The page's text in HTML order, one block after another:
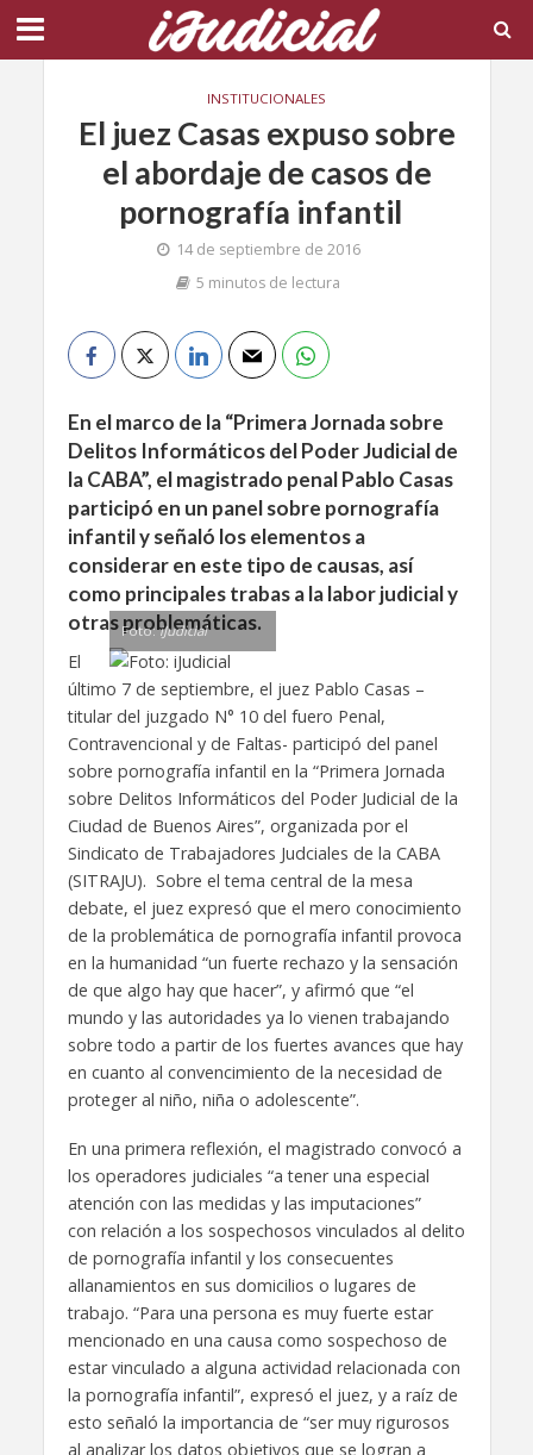
INSTITUCIONALES
El juez Casas expuso sobre
el abordaje de casos de
pornografía infantil
14 de septiembre de 2016
5 minutos de lectura
En el marco de la “Primera Jornada sobre
Delitos Informáticos del Poder Judicial de
la CABA”, el magistrado penal Pablo Casas
participó en un panel sobre pornografía
infantil y señaló los elementos a
considerar en este tipo de causas, así
como principales trabas a la labor judicial y
otras problemáticas.
Foto:iJudicial
El
último 7 de septiembre, el juez Pablo Casas –
titular del juzgado N° 10 del fuero Penal,
Contravencional y de Faltas- participó del panel
sobre pornografía infantil en la “Primera Jornada
sobre Delitos Informáticos del Poder Judicial de la
Ciudad de Buenos Aires”, organizada por el
Sindicato de Trabajadores Judciales de la CABA
(SITRAJU). Sobre el tema central de la mesa
debate, el juez expresó que el mero conocimiento
de la problemática de pornografía infantil provoca
en la humanidad “un fuerte rechazo y la sensación
de que algo hay que hacer”, y afirmó que “el
mundo y las autoridades ya lo vienen trabajando
sobre todo a partir de los fuertes avances que hay
en cuanto al convencimiento de la necesidad de
proteger al niño, niña o adolescente”.
En una primera reflexión, el magistrado convocó a
los operadores judiciales “a tener una especial
atención con las medidas y las imputaciones”
con relación a los sospechosos vinculados al delito
de pornografía infantil y los consecuentes
allanamientos en sus domicilios o lugares de
trabajo. “Para una persona es muy fuerte estar
mencionado en una causa como sospechoso de
estar vinculado a alguna actividad relacionada con
la pornografía infantil”, expresó el juez, y a raíz de
esto señaló la importancia de “ser muy rigurosos
al analizar los datos objetivos que se logran a